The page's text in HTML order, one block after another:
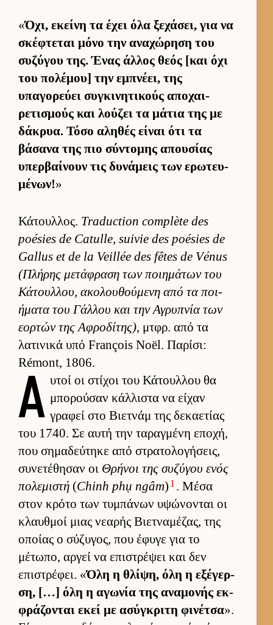
«Όχι, εκείνη τα έχει όλα ξεχάσει, για να
σκέφτεται μόνο την αναχώρηση του
συζύγου της. Ένας άλ­λος θεός [και όχι
του πολέμου] την εμπνέει, της
υπαγορεύει συγκινητικούς αποχαι­
ρετισμούς και λού­ζει τα μάτια της με
δάκρυα. Τόσο αληθές εί­ναι ότι τα
βάσανα της πιο σύντομης απου­σίας
υπερ­βαί­νουν τις δυνάμεις των ερωτευ­
μένων!»
Κάτουλ­λος. Traduction complète des
poésies de Catulle, suivie des poésies de
Gallus et de la Veillée des fêtes de Vénus
(Πλήρης μετάφραση των ποι­ημάτων του
Κάτουλ­λου, ακολου­θού­μενη από τα ποι­
ήματα του Γάλ­λου και την Αγρυπνία των
εορ­τών της Αφροδίτης), μτ­φρ. από τα
λατινικά υπό François Noël. Παρίσι:
Rémont, 1806.
Α υ­τοί οι στίχοι του Κάτουλ­λου θα
μπορού­σαν κάλ­λιστα να εί­χαν
γραφεί στο Βιετ­νάμ της δεκαετίας
του 1740. Σε αυτή την ταραγ­μένη εποχή,
που σημαδεύ­τηκε από στρατολογήσεις,
συνετέθησαν οι Θρήνοι της συζύγου ενός
πολεμιστή (Chinh phụ ngâm) 1 . Μέσα
στον κρότο των τυμπάνων υψώνονται οι
κλαυθ­μοί μιας νεαρής Βιετ­ναμέζας, της
οποίας ο σύζυγος, που έφυγε για το
μέτωπο, αρ­γεί να επιστρέψει και δεν
επιστρέφει. «Όλη η θλίψη, όλη η εξέγερ­
ση, […] όλη η αγωνία της αναμονής εκ­
φράζονται εκεί με ασύγκριτη φινέτσα».